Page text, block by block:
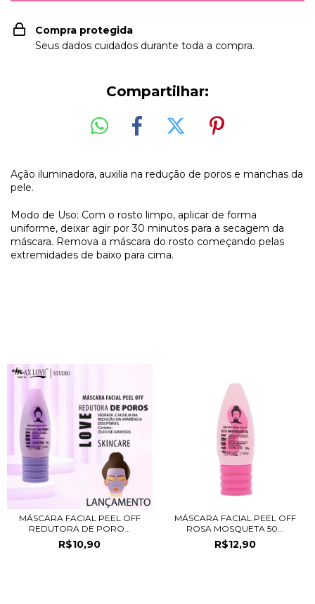
Compra protegida
Seus dados cuidados durante toda a compra.
Compartilhar:
Ação iluminadora, auxilia na redução de poros e manchas da
pele.
Modo de Uso: Com o rosto limpo, aplicar de forma
uniforme, deixar agir por 30 minutos para a secagem da
máscara. Remova a máscara do rosto começando pelas
extremidades de baixo para cima.
MÁSCARA FACIAL PEEL OFF
REDUTORA DE PORO...
R$10,90
MÁSCARA FACIAL PEEL OFF
ROSA MOSQUETA 50...
R$12,90